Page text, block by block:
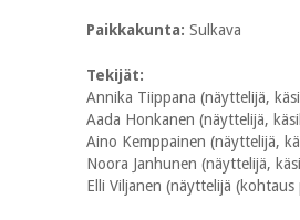
Paikkakunta: Sulkava
Tekijät:
Annika Tiippana (näyttelijä,
Aada Honkanen (näyttelijä,
Aino Kemppainen (näyttelijä,
Noora Janhunen (näyttelijä,
Elli Viljanen (näyttelijä